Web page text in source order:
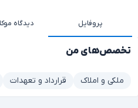
پروفایل دیدگاه
تخصص‌های من
ملکی و املاک قرارداد و تعهدات